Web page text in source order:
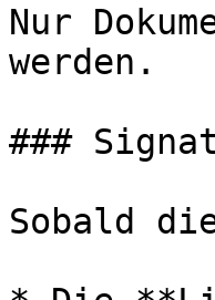
Nur
werden.
###
Sobald